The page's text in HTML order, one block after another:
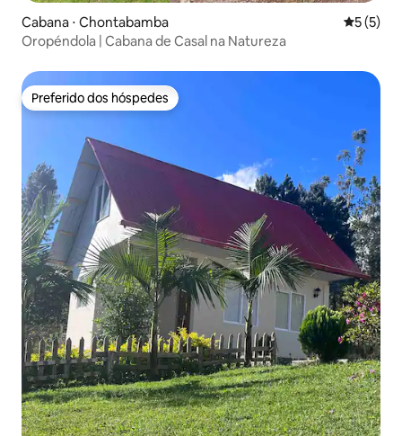
Cabana ⋅ Chontabamba 5 de
5 (5)
Oropéndola | Cabana de Casal na Natureza
Preferido dos hóspedes
Preferido dos hóspedes